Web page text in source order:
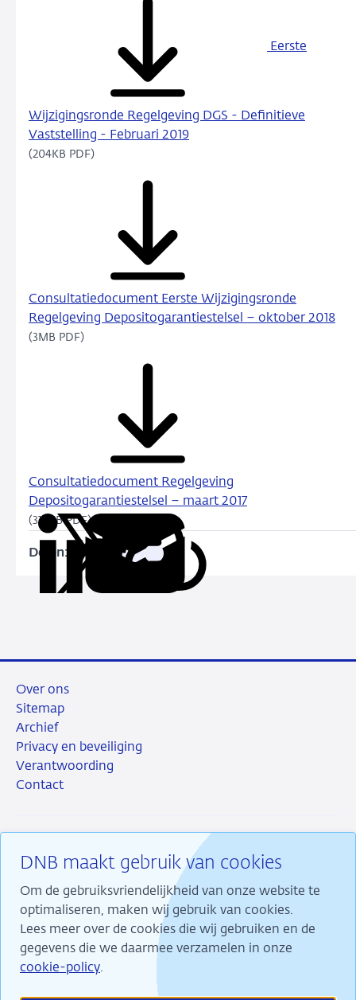
Eerste
Wijzigingsronde Regelgeving DGS - Definitieve
Vaststelling - Februari 2019
(204KB PDF)
Consultatiedocument Eerste Wijzigingsronde
Regelgeving Depositogarantiestelsel – oktober 2018
(3MB PDF)
Consultatiedocument Regelgeving
Depositogarantiestelsel – maart 2017
(316KB PDF)
Delen:
Deel
via
DeelDeelKopieer
DNB maakt gebruik van cookies
Om de gebruiksvriendelijkheid van onze website te
optimaliseren, maken wij gebruik van cookies.
Lees meer over de cookies die wij gebruiken en de
gegevens die we daarmee verzamelen in onze
cookie-policy.
Over ons
Sitemap
Archief
Privacy en beveiliging
Verantwoording
Contact
RSS InstagramLinkedin
X
Wij maken ons sterk voor financiële stabiliteit en
dragen daarmee bij aan duurzame welvaart in